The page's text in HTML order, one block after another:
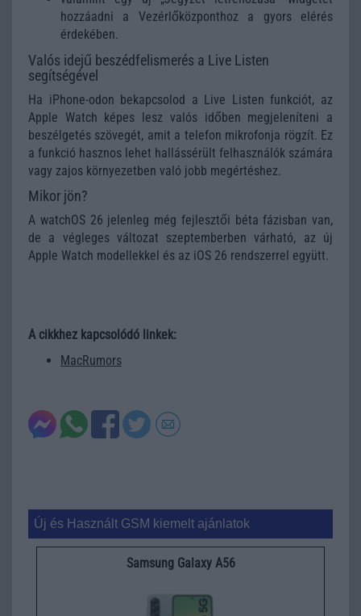
hozzáadni a Vezérlőközponthoz a gyors elérés
érdekében.
Valós idejű beszédfelismerés a Live Listen
segítségével
Ha iPhone-odon bekapcsolod a Live Listen funkciót, az
Apple Watch képes lesz valós időben megjeleníteni a
beszélgetés szövegét, amit a telefon mikrofonja rögzít. Ez
a funkció hasznos lehet hallássérült felhasználók számára
vagy zajos környezetben való jobb megértéshez.
Mikor jön?
A watchOS 26 jelenleg még fejlesztői béta fázisban van,
de a végleges változat szeptemberben várható, az új
Apple Watch modellekkel és az iOS 26 rendszerrel együtt.
A cikkhez kapcsolódó linkek:
MacRumors
Új és Használt GSM kiemelt ajánlatok
Samsung Galaxy A56